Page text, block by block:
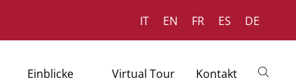
IT EN FR ES DE
Einblicke Virtual Tour Kontakt